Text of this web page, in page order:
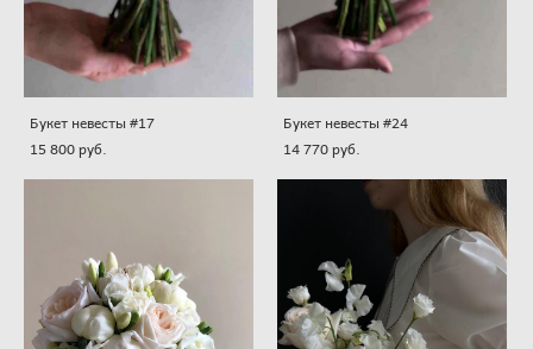
Букет невесты #17
15 800 pуб.
Букет невесты #24
14 770 pуб.